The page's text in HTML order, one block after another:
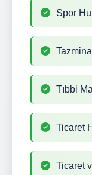
Spor
Tıbbi
Ticaret
Ticaret